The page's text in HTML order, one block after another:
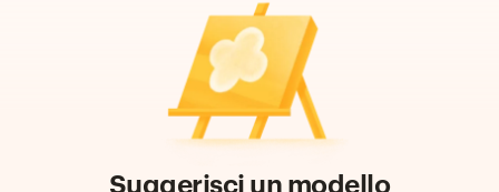
Suggerisci un modello